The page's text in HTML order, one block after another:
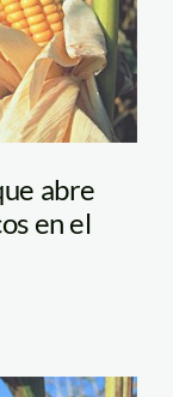
abre
en el